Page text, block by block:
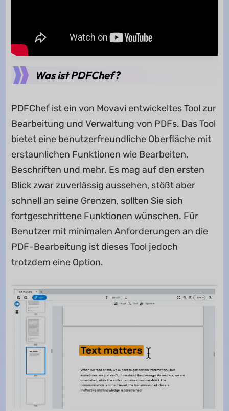
Was ist PDFChef?
PDFChef ist ein von Movavi entwickeltes Tool zur
Bearbeitung und Verwaltung von PDFs. Das Tool
bietet eine benutzerfreundliche Oberfläche mit
erstaunlichen Funktionen wie Bearbeiten,
Beschriften und mehr. Es mag auf den ersten
Blick zwar zuverlässig aussehen, stößt aber
schnell an seine Grenzen, sollten Sie sich
fortgeschrittene Funktionen wünschen. Für
Benutzer mit minimalen Anforderungen an die
PDF-Bearbeitung ist dieses Tool jedoch
trotzdem eine Option.